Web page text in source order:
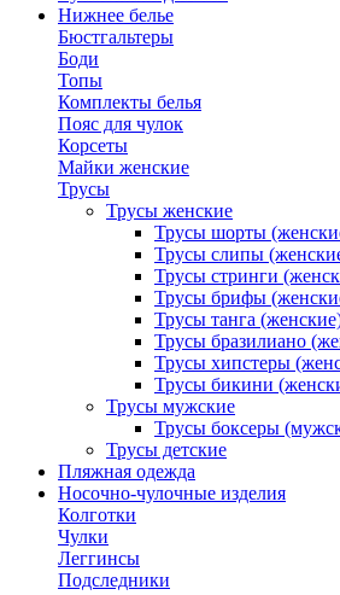
Нижнее белье
Бюстгальтеры
Боди
Топы
Комплекты белья
Пояс для чулок
Корсеты
Майки женские
Трусы
Трусы женские
Трусы шорты
Трусы слипы
Трусы стринги
Трусы брифы
Трусы танга
Трусы бразилиано
Трусы хипстеры
Трусы бикини
Трусы мужские
Трусы боксеры
Трусы детские
Пляжная одежда
Носочно-чулочные изделия
Колготки
Чулки
Леггинсы
Подследники